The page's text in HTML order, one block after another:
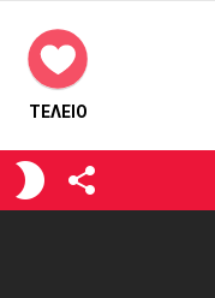
ΤΕΛΕΙΟ
ΑΝΑΖΉΤΗΣΗΕΝΕΡΓΟΠΟΙΉΣΤΕ
ΤΟ
ΔΈΡΜΑ